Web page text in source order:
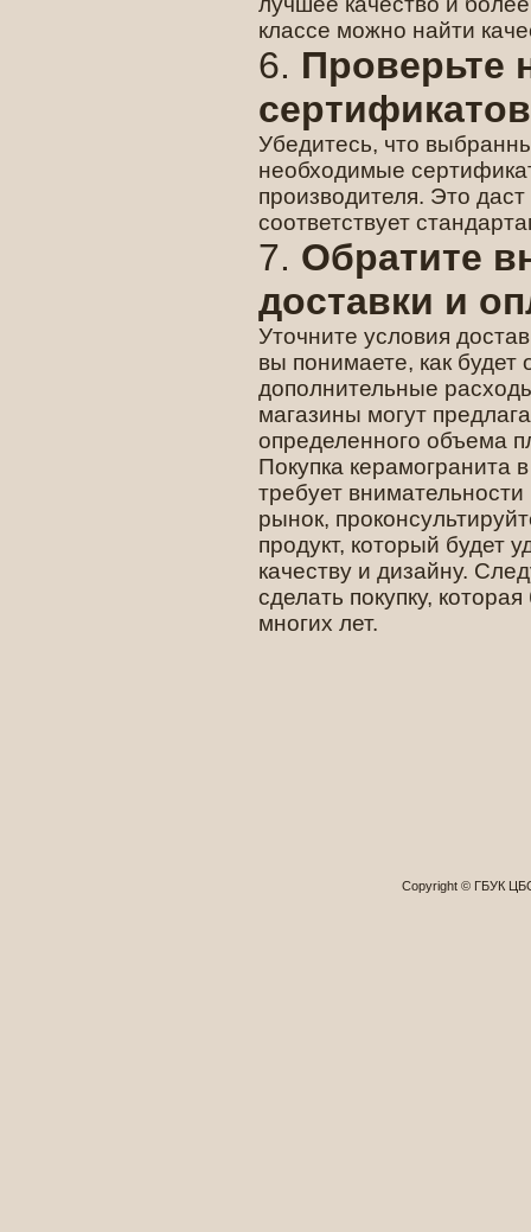
классе можно найти
6. Проверьте
Убедитесь, что
необходимые
производителя. Это
соответствует
7. Обратите
доставки и
Уточните условия
вы понимаете, как будет
дополнительные
магазины могут
определенного объема
Покупка керамогранита
требует
рынок,
продукт, который будет
качеству и дизайну.
сделать покупку,
многих лет.
Copyright © ГБУК